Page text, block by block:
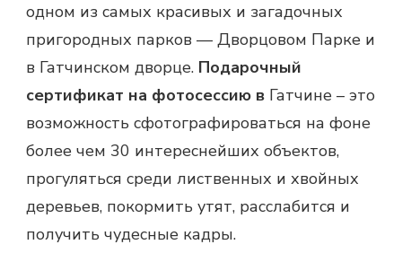
одном из самых красивых и загадочных
пригородных парков — Дворцовом Парке и
в Гатчинском дворце. Подарочный
сертификат на фотосессию в Гатчине – это
возможность сфотографироваться на фоне
более чем 30 интереснейших объектов,
прогуляться среди лиственных и хвойных
деревьев, покормить утят, расслабится и
получить чудесные кадры.